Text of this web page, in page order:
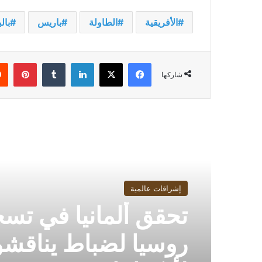
الأفريقية الطاولة باريس
شاركها
فيسبوك
‫X لينكدإن
إشراقات عالمية
تحقق ألمانيا في
روسيا لضباط